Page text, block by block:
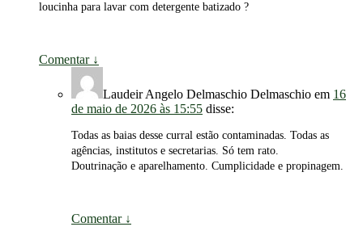
loucinha para lavar com detergente batizado ?
Comentar ↓
Laudeir Angelo Delmaschio Delmaschio em 16
de maio de 2026 às 15:55 disse:
Todas as baias desse curral estão contaminadas. Todas as
agências, institutos e secretarias. Só tem rato.
Doutrinação e aparelhamento. Cumplicidade e propinagem.
Comentar ↓